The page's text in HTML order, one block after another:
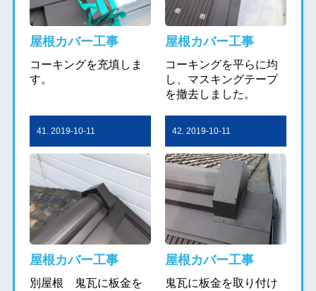
屋根カバー工事
コーキングを充填しま
す。
屋根カバー工事
コーキングを平らに均
し、マスキングテープ
を撤去しました。
41. 2019-10-11
屋根カバー工事
別屋根 鬼瓦に板金を
42. 2019-10-11
屋根カバー工事
鬼瓦に板金を取り付け